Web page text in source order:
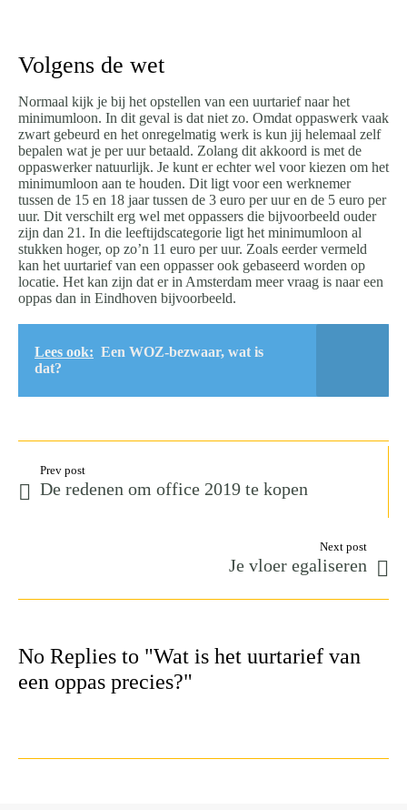
Volgens de wet
Normaal kijk je bij het opstellen van een uurtarief naar het
minimumloon. In dit geval is dat niet zo. Omdat oppaswerk vaak
zwart gebeurd en het onregelmatig werk is kun jij helemaal zelf
bepalen wat je per uur betaald. Zolang dit akkoord is met de
oppaswerker natuurlijk. Je kunt er echter wel voor kiezen om het
minimumloon aan te houden. Dit ligt voor een werknemer
tussen de 15 en 18 jaar tussen de 3 euro per uur en de 5 euro per
uur. Dit verschilt erg wel met oppassers die bijvoorbeeld ouder
zijn dan 21. In die leeftijdscategorie ligt het minimumloon al
stukken hoger, op zo’n 11 euro per uur. Zoals eerder vermeld
kan het uurtarief van een oppasser ook gebaseerd worden op
locatie. Het kan zijn dat er in Amsterdam meer vraag is naar een
oppas dan in Eindhoven bijvoorbeeld.
Lees ook: Een WOZ-bezwaar, wat is
dat?
Prev post
De redenen om office 2019 te kopen
Next post
Je vloer egaliseren
No Replies to "Wat is het uurtarief van
een oppas precies?"